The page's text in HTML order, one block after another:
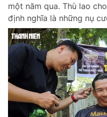
một năm qua. Thù lao
định nghĩa là những nụ